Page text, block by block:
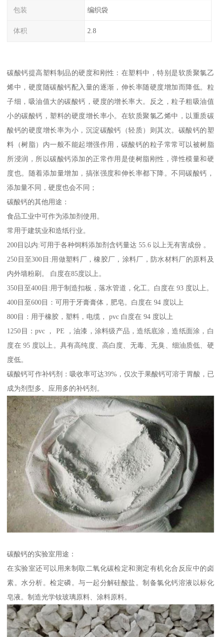
包装 编织袋
体积 2.8
碳酸钙提高塑料制品的硬度和刚性：在塑料中，特别是软质聚氯乙
烯中，硬度随碳酸钙配入量的逐渐，伸长率随硬度增加而降低。粒
子细，吸油值大的碳酸钙，硬度的增长率大。反之，粒子粗吸油值
小的碳酸钙，塑料的硬度增长率小。在软质聚氯乙烯中，以重质碳
酸钙的硬度增长率为小，沉淀碳酸钙（轻质）则其次。碳酸钙的塑
料（树脂）内一般不能起增强作用，碳酸钙的粒子常常可以被树脂
所浸润，所以碳酸钙添加的正常作用是使树脂刚性，弹性模量和硬
度也。随着添加量增加，搞张强度和伸长率都下降。不同碳酸钙，
添加量不同，硬度也会不同；
碳酸钙的其他用途：
食品工业中可作为添加剂使用。
常用于建筑业和造纸行业。
200目以内:可用于各种饲料添加剂含钙量达 55.6 以上无有害成份 。
250目至300目:用做塑料厂，橡胶厂，涂料厂，防水材料厂的原料及
内外墙粉刷。 白度在85度以上。
350目至400目:用于制造扣板，落水管道，化工。白度在 93 度以上。
400目至600目：可用于牙膏膏体，肥皂。白度在 94 度以上
800目：用于橡胶，塑料，电缆， pvc 白度在 94 度以上
1250目：pvc ， PE ，油漆，涂料级产品，造纸底涂，造纸面涂，白
度在 95 度以上。具有高纯度、高白度、无毒、无臭、细油质低、硬
度低。
碳酸钙可作补钙剂：吸收率可达39%，仅次于果酸钙可溶于胃酸，已
成为剂型多、应用多的补钙剂。
碳酸钙的实验室用途：
在实验室还可以用来制取二氧化碳检定和测定有机化合反应中的卤
素。水分析。检定磷。与一起分解硅酸盐。制备氯化钙溶液以标化
皂液。制造光学钕玻璃原料、涂料原料。